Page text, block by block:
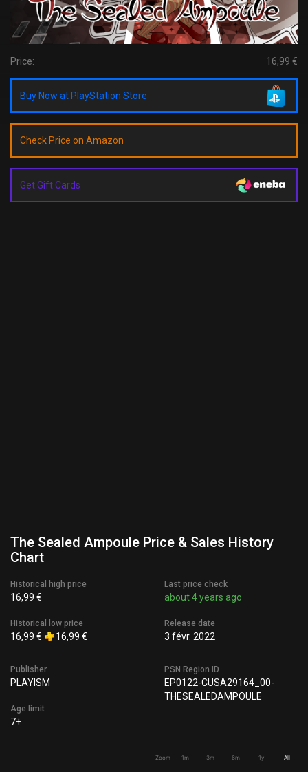
Price: 16,99 €
Buy Now at PlayStation Store
Check Price on Amazon
Get Gift Cards
The Sealed Ampoule Price & Sales History
Chart
Historical high price
16,99 €
Historical low price
16,99 € 16,99 €
Last price check
about 4 years ago
Release date
3 févr. 2022
Publisher
PLAYISM
Age limit
7+
PSN Region ID
EP0122-CUSA29164_00-
THESEALEDAMPOULE
Zoom 1m 3m 6m 1y All